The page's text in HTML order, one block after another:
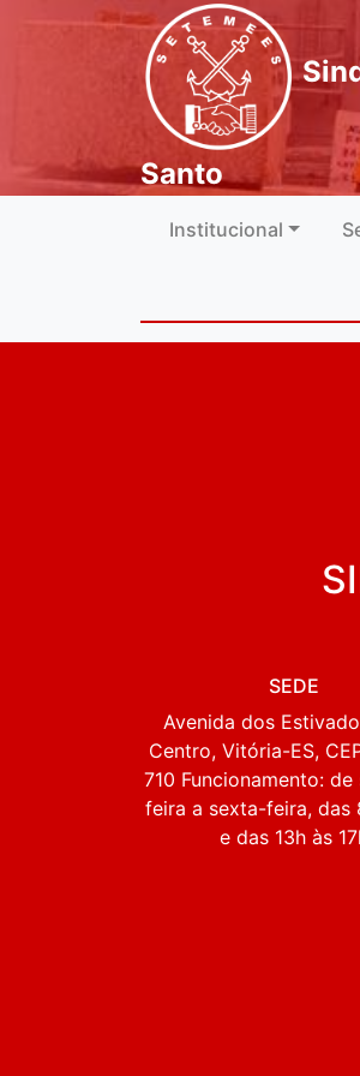
Santo
Institucional
SEDE
Avenida dos
Centro, Vitória-ES,
710 Funcionamento:
feira a sexta-feira, das
e das 13h às